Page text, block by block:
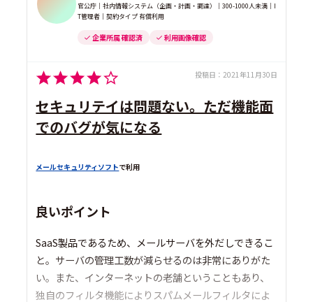
官公庁｜社内情報システム（企画・計画・調達）｜300-1000人未満｜I
T管理者｜契約タイプ 有償利用
企業所属 確認済 利用画像確認
投稿日： 2021年11月30日
セキュリテイは問題ない。ただ機能面
でのバグが気になる
メールセキュリティソフトで利用
良いポイント
SaaS製品であるため、メールサーバを外だしできるこ
と。サーバの管理工数が減らせるのは非常にありがた
い。また、インターネットの老舗ということもあり、
独自のフィルタ機能によりスパムメールフィルタによ